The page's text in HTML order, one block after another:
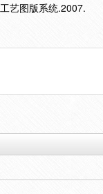
艺图版系统.2007.